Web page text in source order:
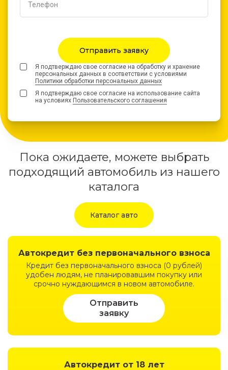
Телефон
Отправить заявку
Я подтверждаю свое согласие на обработку и хранение
персональных данных в соответствии с условиями
Политики обработки персональных данных
Я подтверждаю свое согласие на использование сайта
на условиях Пользовательского соглашения
Пока ожидаете, можете выбрать
подходящий автомобиль из нашего
каталога
Каталог авто
Автокредит без первоначального взноса
Кредит без первоначального взноса (0 рублей)
удобен людям, не планировавшим покупку или
срочно нуждающимся в новом автомобиле.
Отправить
заявку
Автокредит от 18 лет